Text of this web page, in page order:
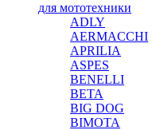
для мототехники
ADLY
AERMACCHI
APRILIA
ASPES
BENELLI
BETA
BIG DOG
BIMOTA